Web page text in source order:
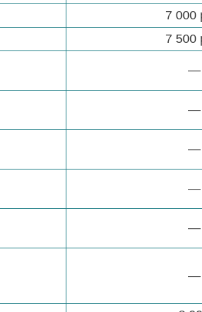
7 000
7 500
—
—
—
—
—
—